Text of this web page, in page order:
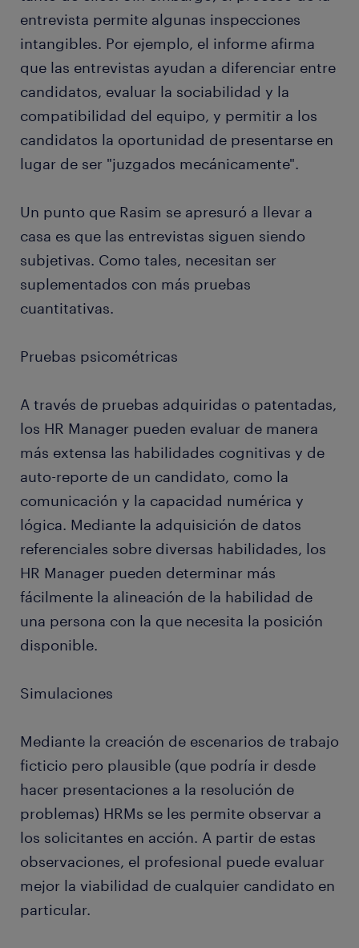
entrevista permite algunas inspecciones
intangibles. Por ejemplo, el informe afirma
que las entrevistas ayudan a diferenciar entre
candidatos, evaluar la sociabilidad y la
compatibilidad del equipo, y permitir a los
candidatos la oportunidad de presentarse en
lugar de ser "juzgados mecánicamente".
Un punto que Rasim se apresuró a llevar a
casa es que las entrevistas siguen siendo
subjetivas. Como tales, necesitan ser
suplementados con más pruebas
cuantitativas.
Pruebas psicométricas
A través de pruebas adquiridas o patentadas,
los HR Manager pueden evaluar de manera
más extensa las habilidades cognitivas y de
auto-reporte de un candidato, como la
comunicación y la capacidad numérica y
lógica. Mediante la adquisición de datos
referenciales sobre diversas habilidades, los
HR Manager pueden determinar más
fácilmente la alineación de la habilidad de
una persona con la que necesita la posición
disponible.
Simulaciones
Mediante la creación de escenarios de trabajo
ficticio pero plausible (que podría ir desde
hacer presentaciones a la resolución de
problemas) HRMs se les permite observar a
los solicitantes en acción. A partir de estas
observaciones, el profesional puede evaluar
mejor la viabilidad de cualquier candidato en
particular.